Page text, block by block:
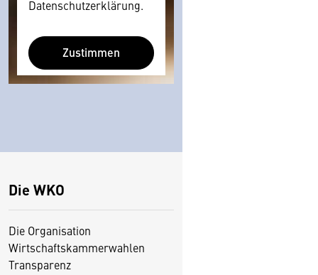
Datenschutzerklärung.
Zustimmen
Die WKO
Die Organisation
Wirtschaftskammerwahlen
Transparenz